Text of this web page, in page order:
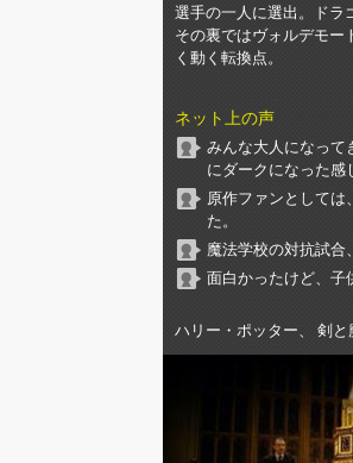
選手の一人に選出。ドラ
その裏ではヴォルデモー
く動く転換点。
ネット上の声
みんな大人になって
にダークになった感
原作ファンとしては
た。
魔法学校の対抗試合
面白かったけど、子
ハリー・ポッター、 剣